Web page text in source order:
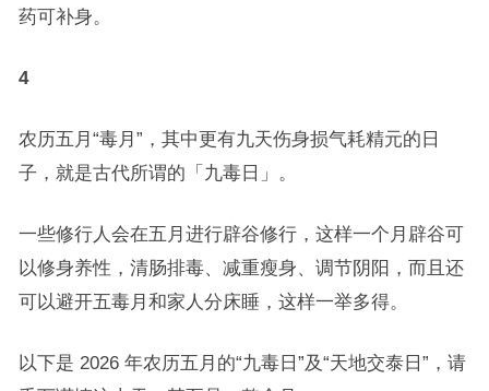
药可补身。
4
农历五月“毒月”，其中更有九天伤身损气耗精元的日
子，就是古代所谓的「九毒日」。
一些修行人会在五月进行辟谷修行，这样一个月辟谷可
以修身养性，清肠排毒、减重瘦身、调节阴阳，而且还
可以避开五毒月和家人分床睡，这样一举多得。
以下是 2026 年农历五月的“九毒日”及“天地交泰日”，请